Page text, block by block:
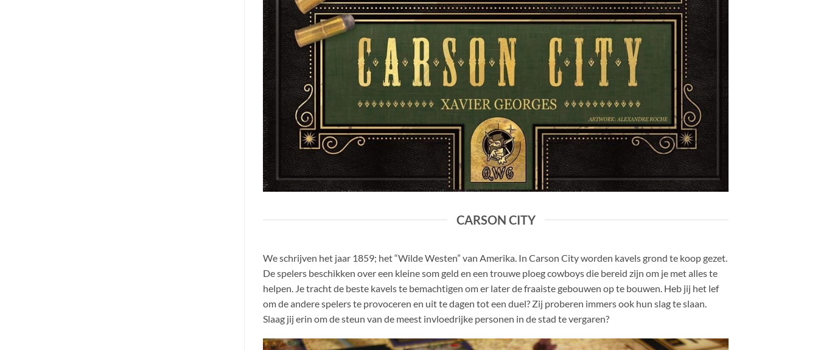
CARSON CITY
We schrijven het jaar 1859; het “Wilde Westen” van Amerika. In Carson City worden kavels grond te koop gezet.
De spelers beschikken over een kleine som geld en een trouwe ploeg cowboys die bereid zijn om je met alles te
helpen. Je tracht de beste kavels te bemachtigen om er later de fraaiste gebouwen op te bouwen. Heb jij het lef
om de andere spelers te provoceren en uit te dagen tot een duel? Zij proberen immers ook hun slag te slaan.
Slaag jij erin om de steun van de meest invloedrijke personen in de stad te vergaren?